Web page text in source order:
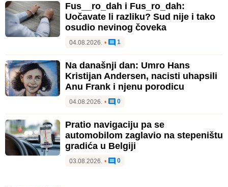
Fus__ro_dah i Fus_ro_dah:
Uočavate li razliku? Sud nije i tako
osudio nevinog čoveka
04.08.2026. • 1
Na današnji dan: Umro Hans
Kristijan Andersen, nacisti uhapsili
Anu Frank i njenu porodicu
04.08.2026. • 0
Pratio navigaciju pa se
automobilom zaglavio na stepeništu
gradića u Belgiji
03.08.2026. • 0